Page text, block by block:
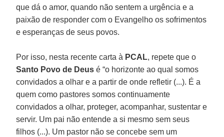
que dá o amor, quando não sentem a urgência e a
paixão de responder com o Evangelho os sofrimentos
e esperanças de seus povos.
Por isso, nesta recente carta à PCAL, repete que o
Santo Povo de Deus é “o horizonte ao qual somos
convidados a olhar e a partir de onde refletir (...). É a
quem como pastores somos continuamente
convidados a olhar, proteger, acompanhar, sustentar e
servir. Um pai não entende a si mesmo sem seus
filhos (...). Um pastor não se concebe sem um